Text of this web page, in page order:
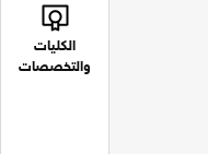
الكليات
والتخصصات